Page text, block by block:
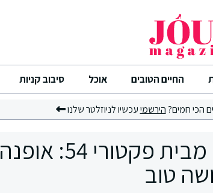
החיים הטובים אוכל סיבוב קניות
הכי חמים?הירשמיעכשיו לניוזלטר שלנו
FIVE POINT FOUR מבית פקטורי 54: אופנה
טוב